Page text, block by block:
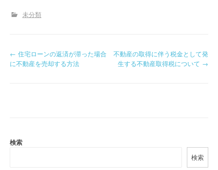
未分類
P
a
← 住宅ローンの返済が滞った場合
に不動産を売却する方法
不動産の取得に伴う税金として発
生する不動産取得税について →
検索
検索